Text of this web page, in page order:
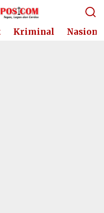
Kriminal